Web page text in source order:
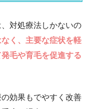
対処療法しかないの
く、主要な症状を軽
毛や育毛を促進する
効果もでやすく改善